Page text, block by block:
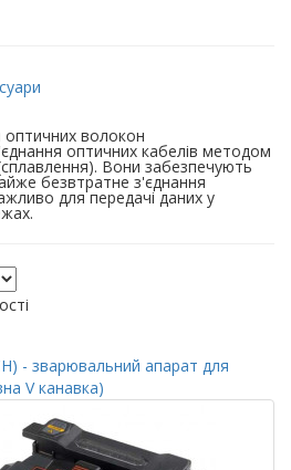
волокон
оптичних кабелів методом
Вони забезпечують
безвтратне з'єднання
для передачі даних у
- зварювальний апарат для
V канавка)